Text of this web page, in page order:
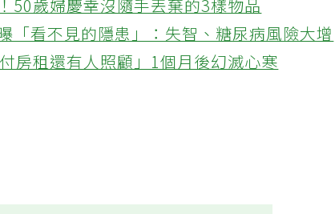
50歲婦慶幸沒隨手丟棄的3樣物品
「看不見的隱患」：失智、糖尿病風險大增
房租還有人照顧」1個月後幻滅心寒